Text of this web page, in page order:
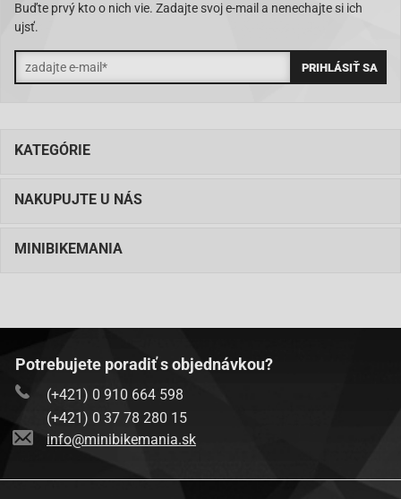
Buďte prvý kto o nich vie. Zadajte svoj e-mail a nenechajte si ich
ujsť.
KATEGÓRIE
NAKUPUJTE U NÁS
MINIBIKEMANIA
Potrebujete poradiť s objednávkou?
(+421) 0 910 664 598
(+421) 0 37 78 280 15
info@minibikemania.sk